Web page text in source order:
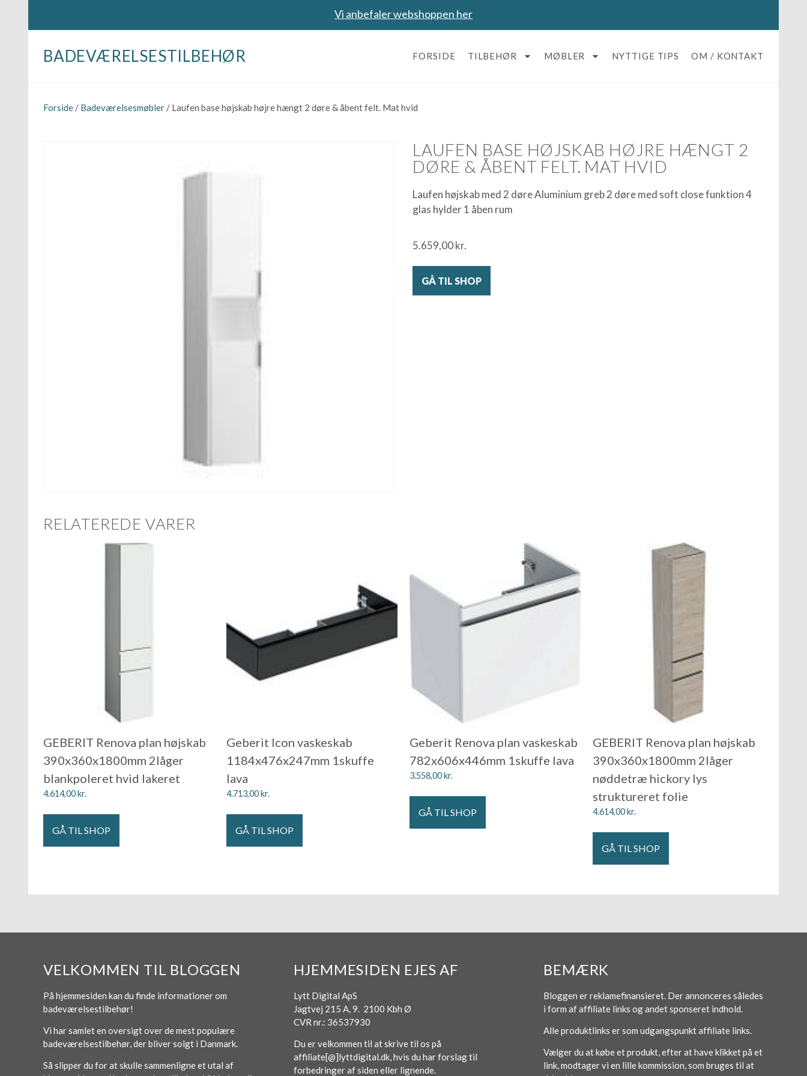
Vi anbefaler webshoppen her
BADEVÆRELSESTILBEHØR FORSIDE TILBEHØR MØBLER NYTTIGE TIPS OM / KONTAKT
Forside / Badeværelsesmøbler / Laufen base højskab højre hængt 2 døre & åbent felt. Mat hvid
LAUFEN BASE HØJSKAB HØJRE HÆNGT 2
DØRE & ÅBENT FELT. MAT HVID
Laufen højskab med 2 døre Aluminium greb 2 døre med soft close funktion 4
glas hylder 1 åben rum
5.659,00kr.
GÅ TIL SHOP
RELATEREDE VARER
GEBERIT Renova plan højskab
390x360x1800mm 2låger
blankpoleret hvid lakeret
4.614,00kr.
GÅ TIL SHOP
Geberit Icon vaskeskab
1184x476x247mm 1skuffe
lava
4.713,00kr.
GÅ TIL SHOP
Geberit Renova plan vaskeskab
782x606x446mm 1skuffe lava
3.558,00kr.
GÅ TIL SHOP
GEBERIT Renova plan højskab
390x360x1800mm 2låger
nøddetræ hickory lys
struktureret folie
4.614,00kr.
GÅ TIL SHOP
VELKOMMEN TIL BLOGGEN
På hjemmesiden kan du finde informationer om
badeværelsestilbehør!
Vi har samlet en oversigt over de mest populære
badeværelsestilbehør, der bliver solgt i Danmark.
Så slipper du for at skulle sammenligne et utal af
HJEMMESIDEN EJES AF
Lytt Digital ApS
Jagtvej 215 A, 9. 2100 Kbh Ø
CVR nr.: 36537930
Du er velkommen til at skrive til os på
affiliate[@]lyttdigital.dk, hvis du har forslag til
forbedringer af siden eller lignende.
BEMÆRK
Bloggen er reklamefinansieret. Der annonceres således
i form af affiliate links og andet sponseret indhold.
Alle produktlinks er som udgangspunkt affiliate links.
Vælger du at købe et produkt, efter at have klikket på et
link, modtager vi en lille kommission, som bruges til at